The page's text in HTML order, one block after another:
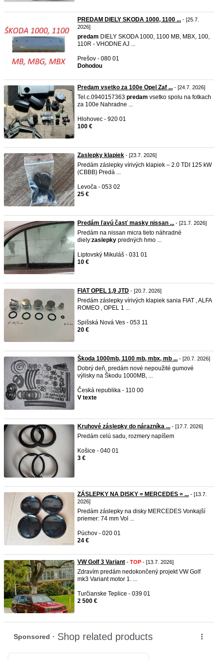
PREDAM DIELY SKODA 1000, 1100 ... - [25.7.
2026]
predam DIELY SKODA 1000, 1100 MB, MBX, 100,
110R - VHODNE AJ ...
Prešov - 080 01
Dohodou
Predam vsetko za 100e Opel Zaf ... - [24.7. 2026]
Tel.c.0940157363 predam vsetko spolu na fotkach
za 100e Nahradne ...
Hlohovec - 920 01
100 €
Zaslepky klapiek - [23.7. 2026]
Predám záslepky vírivých klapiek – 2.0 TDI 125 kW
(CBBB) Predá ...
Levoča - 053 02
25 €
Predám ľavú časť masky nissan ... - [21.7. 2026]
Predám na nissan micra tieto náhradné
diely:zaslepky predných hmo ...
Liptovský Mikuláš - 031 01
10 €
FIAT OPEL 1,9 JTD - [20.7. 2026]
Predám záslepky vírivých klapiek sania FIAT , ALFA
ROMEO , OPEL 1 ...
Spišská Nová Ves - 053 11
20 €
Škoda 1000mb, 1100 mb, mbx, mb ... - [20.7. 2026]
Dobrý deň, predám nové nepoužité gumové
výlisky na Škodu 1000MB, ...
Česká republika - 110 00
V texte
Kruhové záslepky do nárazníka ... - [17.7. 2026]
Predám celú sadu, rozmery napíšem
Košice - 040 01
3 €
ZÁSLEPKY NA DISKY = MERCEDES = ... - [13.7.
2026]
Predám záslepky na disky MERCEDES Vonkajší
priemer: 74 mm Vol ...
Púchov - 020 01
24 €
VW Golf 3 Variant - TOP - [13.7. 2026]
Zdravím predám nedokončený projekt VW Golf
mk3 Variant motor 1. ...
Turčianske Teplice - 039 01
2 500 €